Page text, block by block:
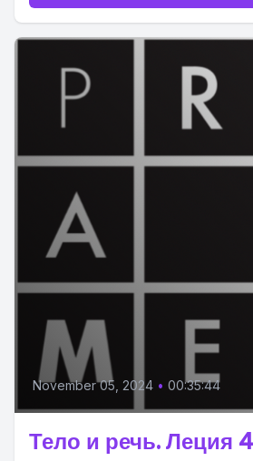
November 05, 2024 • 00:35:44
Тело и речь. Леция